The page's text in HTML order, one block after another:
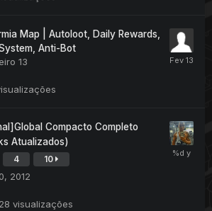
Map | Autoloot, Daily Rewards,
Anti-Bot
13
Compacto Completo
Atualizados)
4 10
2012
visualizações